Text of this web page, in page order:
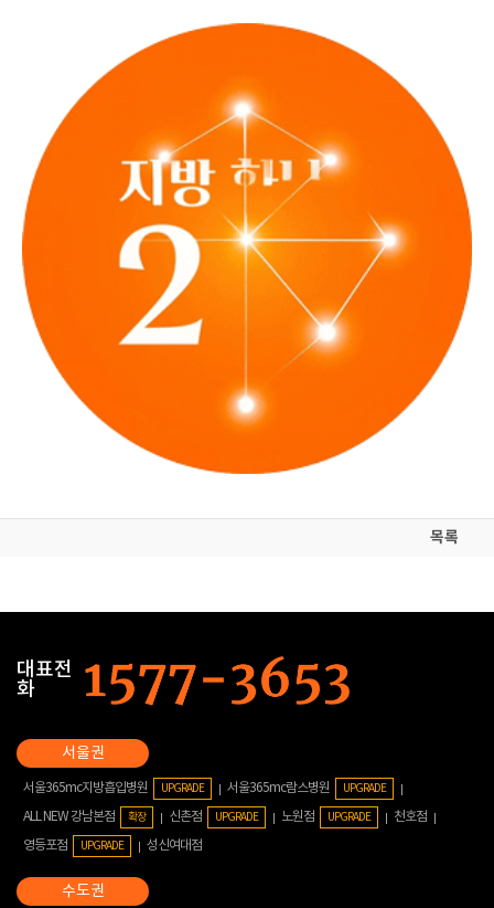
목록
대표전
화
서울365mc지방흡입병원 UPGRADE 서울365mc람스병원 UPGRADE
ALL NEW 강남본점 확장 신촌점 UPGRADE 노원점 UPGRADE
천호점
영등포점
UPGRADE 성신여대점